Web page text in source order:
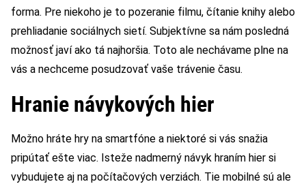
forma. Pre niekoho je to pozeranie filmu, čítanie knihy alebo
prehliadanie sociálnych sietí. Subjektívne sa nám posledná
možnosť javí ako tá najhoršia. Toto ale nechávame plne na
vás a nechceme posudzovať vaše trávenie času.
Hranie návykových hier
Možno hráte hry na smartfóne a niektoré si vás snažia
pripútať ešte viac. Isteže nadmerný návyk hraním hier si
vybudujete aj na počítačových verziách. Tie mobilné sú ale